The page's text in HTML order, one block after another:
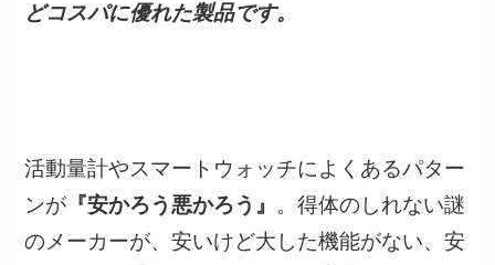
どコスパに優れた製品です。
活動量計やスマートウォッチによくあるパター
ンが 『安かろう悪かろう』 。得体のしれない謎
のメーカーが、安いけど大した機能がない、安